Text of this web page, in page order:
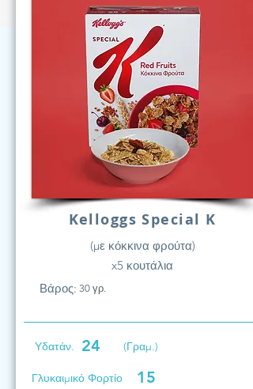
Kelloggs Special K
(με κόκκινα φρούτα)
x5 κουτάλια
Βάρος: 30 γρ.
Υδατάν. 24 (Γραμ.)
Γλυκαιμικό Φορτίο 15